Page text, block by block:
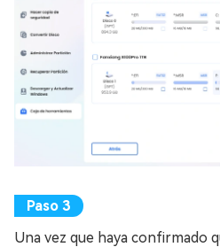
Una vez que haya confirmado